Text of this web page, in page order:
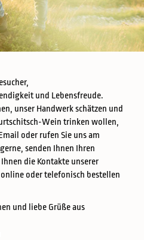
und Lebensfreude.
unser Handwerk schätzen und
Wein trinken wollen,
oder rufen Sie uns am
senden Ihnen Ihren
die Kontakte unserer
oder telefonisch bestellen
und liebe Grüße aus